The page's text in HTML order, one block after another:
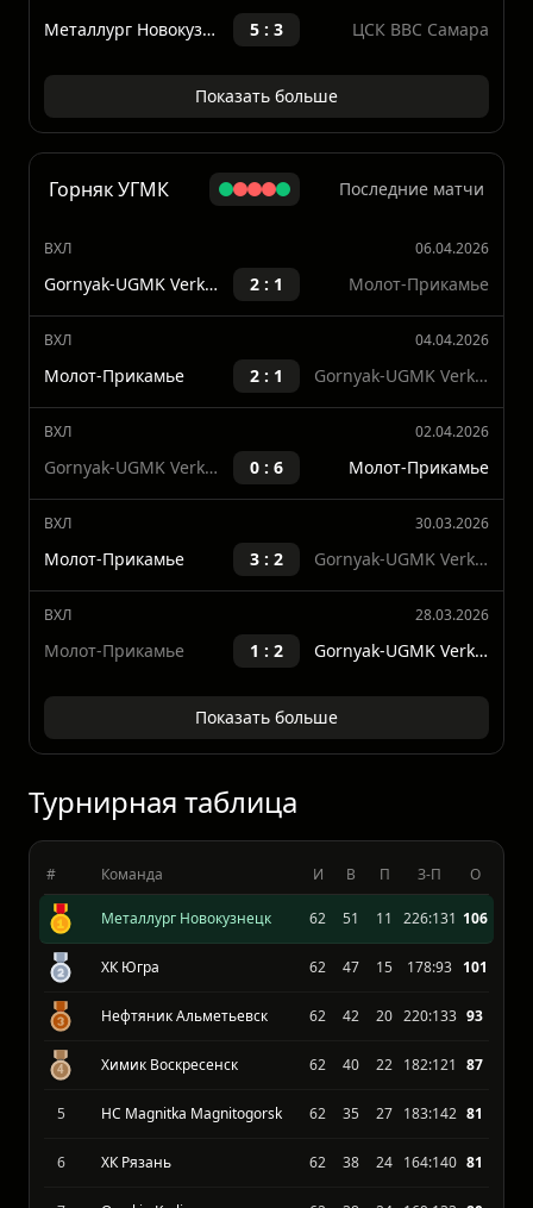
ЦСК ВВС Самара 4 : 2 Металлург Новокузнецк
ВХЛ 24.03.2026
Металлург Новокузнецк 5 : 3 ЦСК ВВС Самара
Показать больше
Горняк УГМК Последние матчи
ВХЛ 06.04.2026
2 : 1 Молот-Прикамье
ВХЛ 04.04.2026
Молот-Прикамье 2 : 1 Gornyak-UGMK Verkhnyaya Pyshma
ВХЛ 02.04.2026
0 : 6 Молот-Прикамье
ВХЛ 30.03.2026
Молот-Прикамье 3 : 2
ВХЛ 28.03.2026
Молот-Прикамье 1 : 2 Gornyak-UGMK Verkhnyaya Pyshma
Показать больше
Турнирная таблица
# Команда И В П З-П О